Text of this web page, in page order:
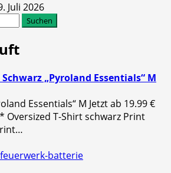
Juli 2026
„Pyroland Essentials“ M
Essentials“ M Jetzt ab 19.99 €
Oversized T-Shirt schwarz Print